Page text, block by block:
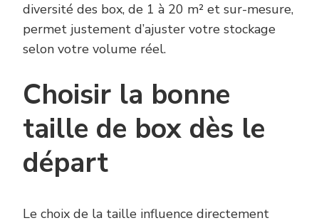
diversité des box, de 1 à 20 m² et sur-mesure,
permet justement d’ajuster votre stockage
selon votre volume réel.
Choisir la bonne
taille de box dès le
départ
Le choix de la taille influence directement